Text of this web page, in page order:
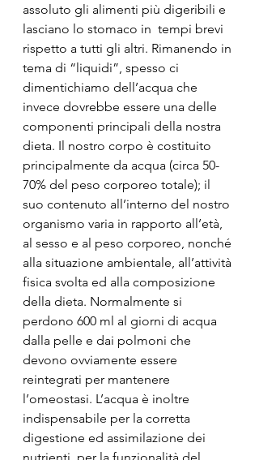
assoluto gli alimenti più digeribili e
lasciano lo stomaco in  tempi brevi
rispetto a tutti gli altri. Rimanendo in
tema di “liquidi”, spesso ci
dimentichiamo dell’acqua che
invece dovrebbe essere una delle
componenti principali della nostra
dieta. Il nostro corpo è costituito
principalmente da acqua (circa 50-
70% del peso corporeo totale); il
suo contenuto all’interno del nostro
organismo varia in rapporto all’età,
al sesso e al peso corporeo, nonché
alla situazione ambientale, all’attività
fisica svolta ed alla composizione
della dieta. Normalmente si
perdono 600 ml al giorni di acqua
dalla pelle e dai polmoni che
devono ovviamente essere
reintegrati per mantenere
l’omeostasi. L’acqua è inoltre
indispensabile per la corretta
digestione ed assimilazione dei